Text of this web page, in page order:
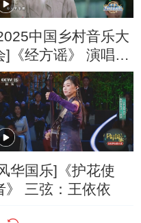
中国乡村音乐大
]《经方谣》 演唱：
伯骞 郭颖
华国乐]《护花使
》 三弦：王依依